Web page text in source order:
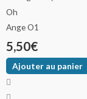
Ange O1
5,50€
Ajouter au panier